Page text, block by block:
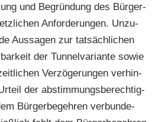
und Be­grün­dung des Bür­ger­
An­for­de­run­gen. Un­zu­
Aus­sa­gen zur tat­säch­li­chen
der Tun­nel­va­ri­an­te sowie
Ver­zö­ge­run­gen ver­hin­
der ab­stim­mungs­be­rech­tig­
Bür­ger­be­geh­ren ver­bun­de­